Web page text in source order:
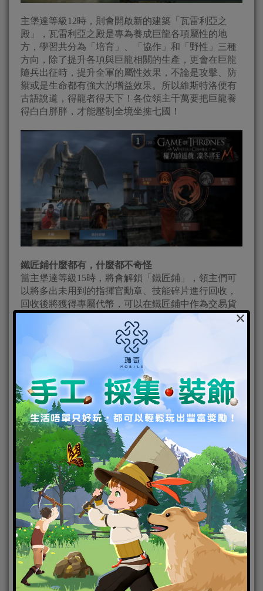
主堡達等級12時，則會開啟新的建築「瓦雷利亞之
殿」，瓦雷利亞之殿是專為養成巨龍各項屬性的地
方，學習共分為「培育」、「協作」和「野性」三種
方向，除了提升各項與巨龍相關的生產，更會在巨龍
隨兵出征時，提升全軍的屬性效果，不論是攻擊、防
禦或是生命都有強大的增益效果。所以維斯特洛便有
古語說道，得龍者得天下！各位領主千萬要把巨龍養
得白白胖胖，才能壓制全境坐擁七國！
鐵匠鋪什麼都有，什麼都不奇怪
當主堡達等級15時，將會解鎖「鐵匠鋪」，領主們可
以將多出未用到的指揮官勳章、技能碎片進行回收，
回收後將獲得專屬代幣，可以在鐵匠鋪中作為交易貨
超盛大王國慶典 全球超過500
萬領主同歡
《權力的遊戲：凜冬將至Ｍ》上線至今，全球共計突
破500萬人次下載！官方為感謝領主們熱情的支持，即
將在遊戲內舉辦【王國慶典】一系列的歡慶優惠活
動，參加慶典即可獲得豐富好禮，慶典商城更推出王
國紀念幣兌換活動，甚至可以換得永久城堡外觀…等
豐富活動，誠摯邀請領主一同歡慶，想知道更多遊戲
相關資訊可關注《權力的遊戲：凜冬將至 M》官方網
站。
×